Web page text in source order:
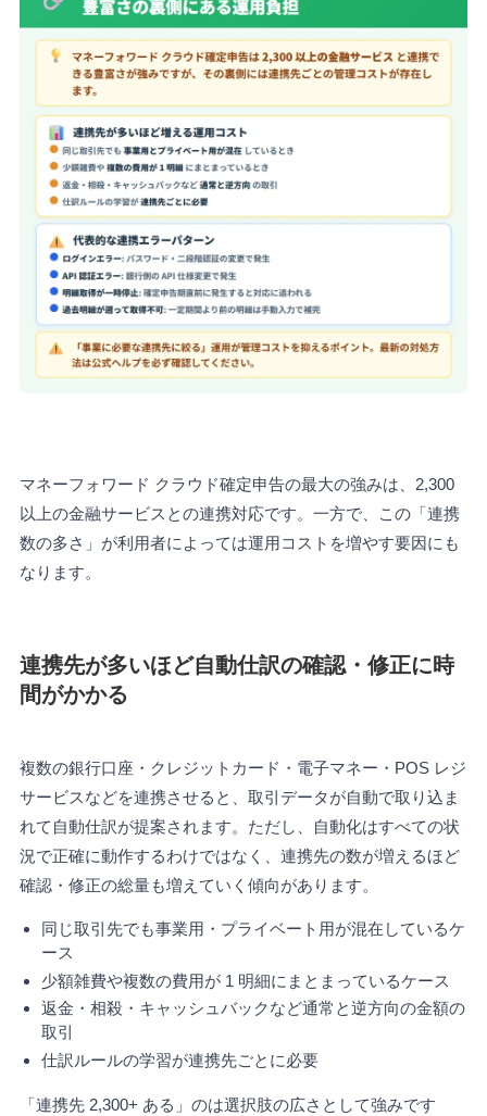
マネーフォワード クラウド確定申告の最大の強みは、2,300
以上の金融サービスとの連携対応です。一方で、この「連携
数の多さ」が利用者によっては運用コストを増やす要因にも
なります。
連携先が多いほど自動仕訳の確認・修正に時
間がかかる
複数の銀行口座・クレジットカード・電子マネー・POS レジ
サービスなどを連携させると、取引データが自動で取り込ま
れて自動仕訳が提案されます。ただし、自動化はすべての状
況で正確に動作するわけではなく、連携先の数が増えるほど
確認・修正の総量も増えていく傾向があります。
同じ取引先でも事業用・プライベート用が混在しているケ
ース
少額雑費や複数の費用が 1 明細にまとまっているケース
返金・相殺・キャッシュバックなど通常と逆方向の金額の
取引
仕訳ルールの学習が連携先ごとに必要
「連携先 2,300+ ある」のは選択肢の広さとして強みです